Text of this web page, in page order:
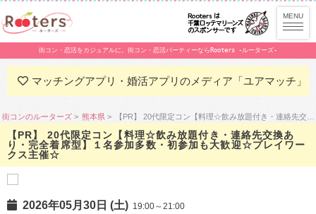
街コン・恋活をカジュアルに。街コン・恋活パーティーならRooters -ルーターズ-
マッチングアプリ・婚活アプリのメディア「ユアマッチ」
街コンのルーターズ 熊本県 【PR】 20代限定コン【料理☆飲み放題付き・連絡先交換あり・完全着席型】１名参加多数・初参加も大歓迎☆プレイワークス主催☆
【PR】 20代限定コン【料理☆飲み放題付き・連絡先交換あ
り・完全着席型】１名参加多数・初参加も大歓迎☆プレイワー
クス主催☆
2026年05月30日 (土) 19:00～21:00